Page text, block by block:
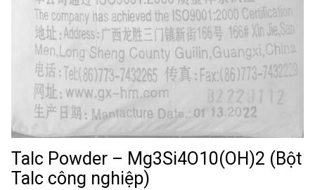
Talc Powder – Mg3Si4O10(OH)2 (Bột
Talc công nghiệp)